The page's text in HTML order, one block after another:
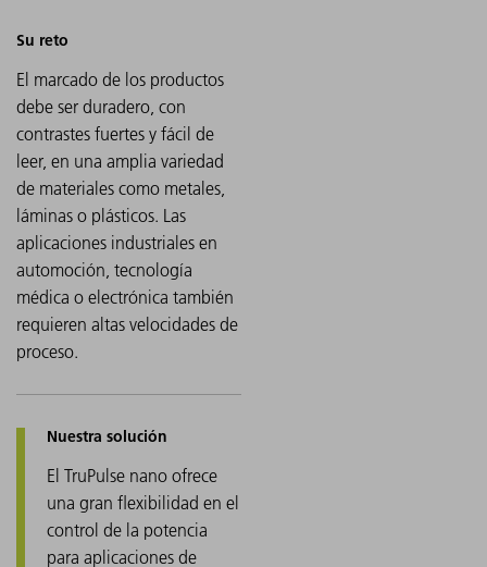
El marcado de los productos
debe ser duradero, con
contrastes fuertes y fácil de
leer, en una amplia variedad
de materiales como metales,
láminas o plásticos. Las
aplicaciones industriales en
automoción, tecnología
médica o electrónica también
requieren altas velocidades de
proceso.
El TruPulse nano ofrece
una gran flexibilidad en el
control de la potencia
para aplicaciones de